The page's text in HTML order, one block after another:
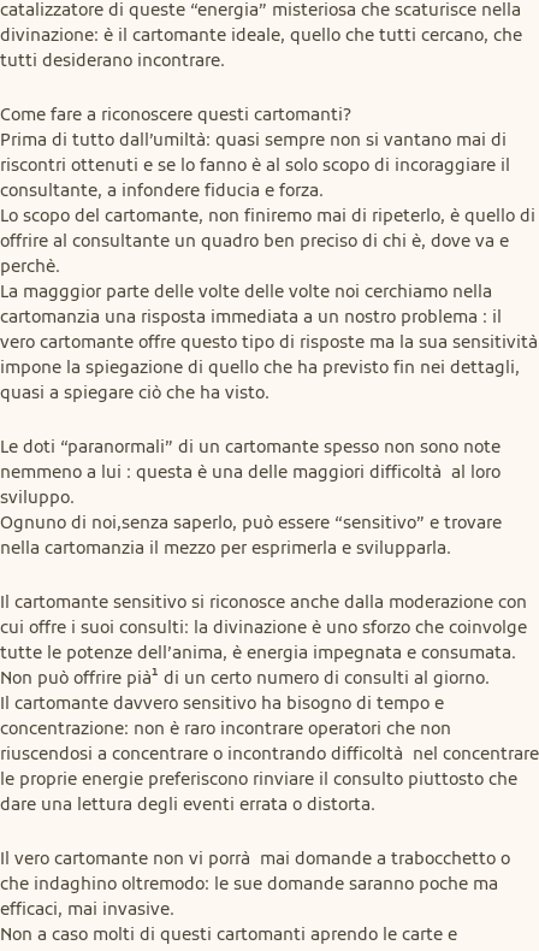
catalizzatore di queste “energia” misteriosa che scaturisce nella
divinazione: è il cartomante ideale, quello che tutti cercano, che
tutti desiderano incontrare.
Come fare a riconoscere questi cartomanti?
Prima di tutto dall’umiltà: quasi sempre non si vantano mai di
riscontri ottenuti e se lo fanno è al solo scopo di incoraggiare il
consultante, a infondere fiducia e forza.
Lo scopo del cartomante, non finiremo mai di ripeterlo, è quello di
offrire al consultante un quadro ben preciso di chi è, dove va e
perchè.
La magggior parte delle volte delle volte noi cerchiamo nella
cartomanzia una risposta immediata a un nostro problema : il
vero cartomante offre questo tipo di risposte ma la sua sensitività
impone la spiegazione di quello che ha previsto fin nei dettagli,
quasi a spiegare ciò che ha visto.
Le doti “paranormali” di un cartomante spesso non sono note
nemmeno a lui : questa è una delle maggiori difficoltà  al loro
sviluppo.
Ognuno di noi,senza saperlo, può essere “sensitivo” e trovare
nella cartomanzia il mezzo per esprimerla e svilupparla.
Il cartomante sensitivo si riconosce anche dalla moderazione con
cui offre i suoi consulti: la divinazione è uno sforzo che coinvolge
tutte le potenze dell’anima, è energia impegnata e consumata.
Non può offrire pià¹ di un certo numero di consulti al giorno.
Il cartomante davvero sensitivo ha bisogno di tempo e
concentrazione: non è raro incontrare operatori che non
riuscendosi a concentrare o incontrando difficoltà  nel concentrare
le proprie energie preferiscono rinviare il consulto piuttosto che
dare una lettura degli eventi errata o distorta.
Il vero cartomante non vi porrà  mai domande a trabocchetto o
che indaghino oltremodo: le sue domande saranno poche ma
efficaci, mai invasive.
Non a caso molti di questi cartomanti aprendo le carte e